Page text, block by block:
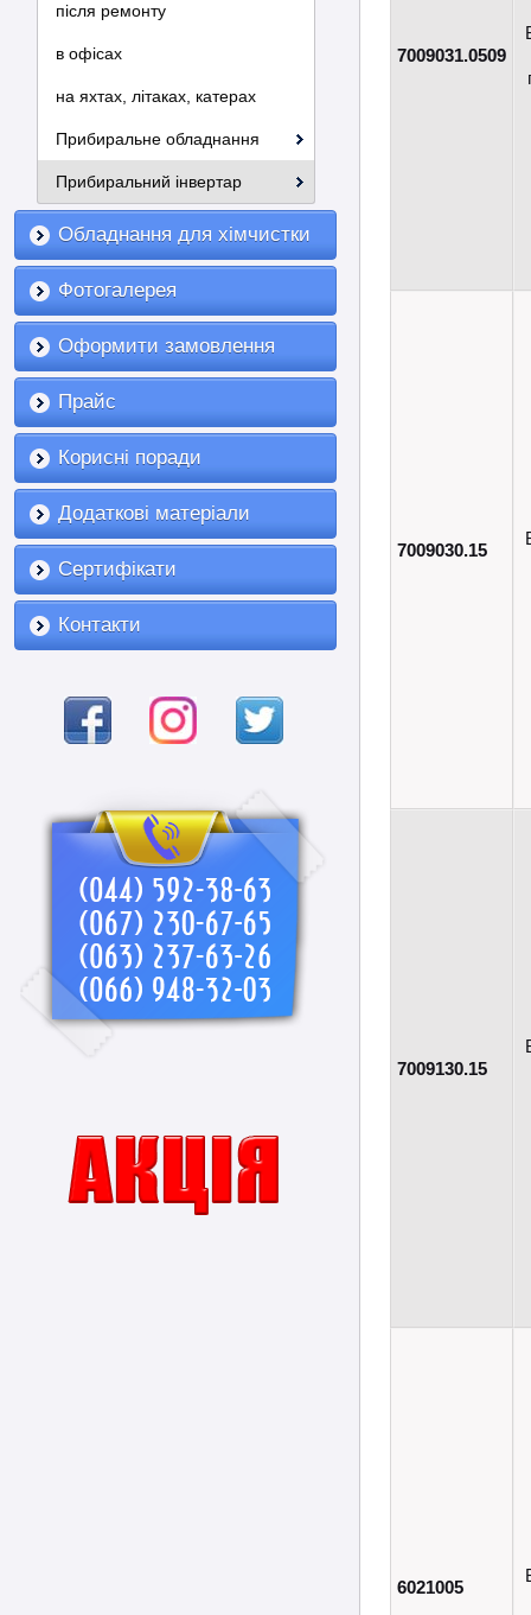
після ремонту
в офісах
на яхтах, літаках, катерах
Прибиральне обладнання
Прибиральний інвертар
Обладнання для хімчистки
Фотогалерея
Оформити замовлення
Прайс
Корисні поради
Додаткові матеріали
Сертифікати
Контакти
7009031.0509
7009030.15
7009130.15
6021005